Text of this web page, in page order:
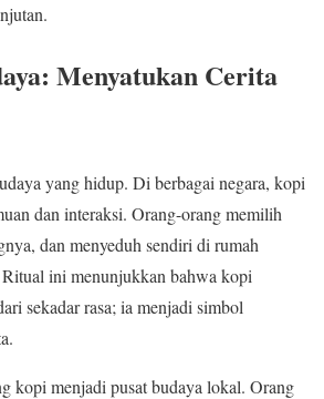
Menyatukan Cerita
yang hidup. Di berbagai negara, kopi
dan interaksi. Orang-orang memilih
dan menyeduh sendiri di rumah
ini menunjukkan bahwa kopi
sekadar rasa; ia menjadi simbol
kopi menjadi pusat budaya lokal. Orang